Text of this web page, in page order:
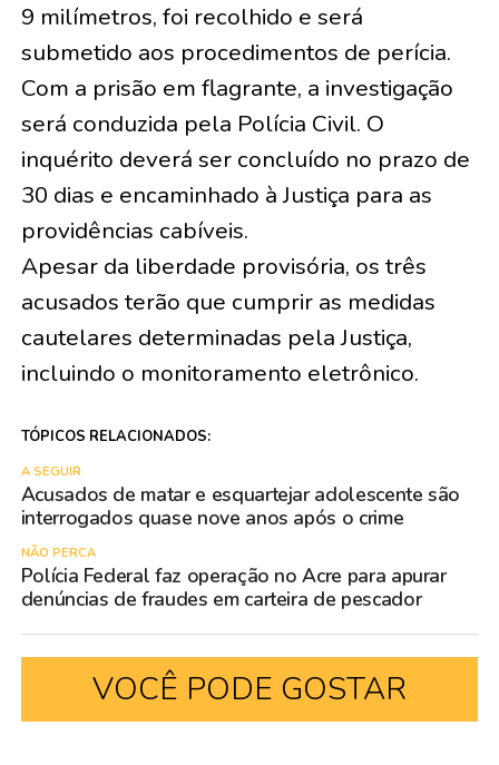
9 milímetros, foi recolhido e será
submetido aos procedimentos de perícia.
Com a prisão em flagrante, a investigação
será conduzida pela Polícia Civil. O
inquérito deverá ser concluído no prazo de
30 dias e encaminhado à Justiça para as
providências cabíveis.
Apesar da liberdade provisória, os três
acusados terão que cumprir as medidas
cautelares determinadas pela Justiça,
incluindo o monitoramento eletrônico.
TÓPICOS RELACIONADOS:
A SEGUIR
Acusados de matar e esquartejar adolescente são
interrogados quase nove anos após o crime
NÃO PERCA
Polícia Federal faz operação no Acre para apurar
denúncias de fraudes em carteira de pescador
VOCÊ PODE GOSTAR